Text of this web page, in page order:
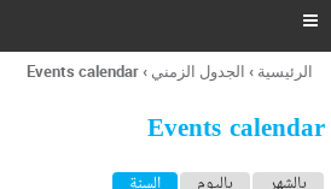
ر
ل
ح

أنت
هنا
الرئيسية › الجدول الزمني ›
Events calendar
Events calendar